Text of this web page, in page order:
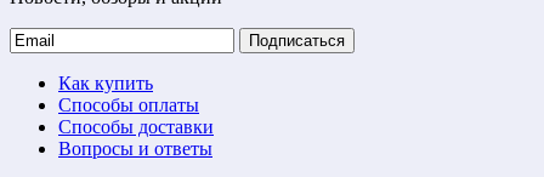
Подписаться
Как купить
Способы оплаты
Способы доставки
Вопросы и ответы